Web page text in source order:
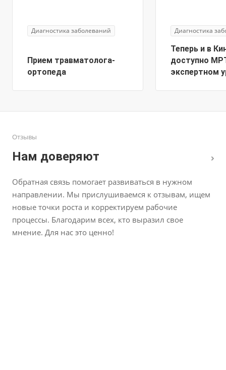
Диагностика заболеваний
Прием травматолога-
ортопеда
Диагностика
Теперь и в
доступно
экспертном
Отзывы
Нам доверяют
Обратная связь помогает развиваться в нужном
направлении. Мы прислушиваемся к отзывам, ищем
новые точки роста и корректируем рабочие
процессы. Благодарим всех, кто выразил свое
мнение. Для нас это ценно!